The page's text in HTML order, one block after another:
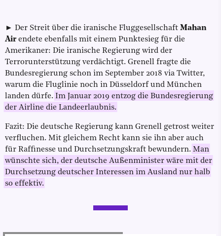
► Der Streit über die iranische Fluggesellschaft Mahan
Airendete ebenfalls mit einem Punktesieg für die
Amerikaner: Die iranische Regierung wird der
Terrorunterstützung verdächtigt. Grenell fragte die
Bundesregierung schon im September 2018 via Twitter,
warum die Fluglinie noch in Düsseldorf und München
landen dürfe. Im Januar 2019 entzog die Bundesregierung
der Airline die Landeerlaubnis.
Fazit: Die deutsche Regierung kann Grenell getrost weiter
verfluchen. Mit gleichem Recht kann sie ihn aber auch
für Raffinesse und Durchsetzungskraft bewundern. Man
wünschte sich, der deutsche Außenminister wäre mit der
Durchsetzung deutscher Interessen im Ausland nur halb
so effektiv.